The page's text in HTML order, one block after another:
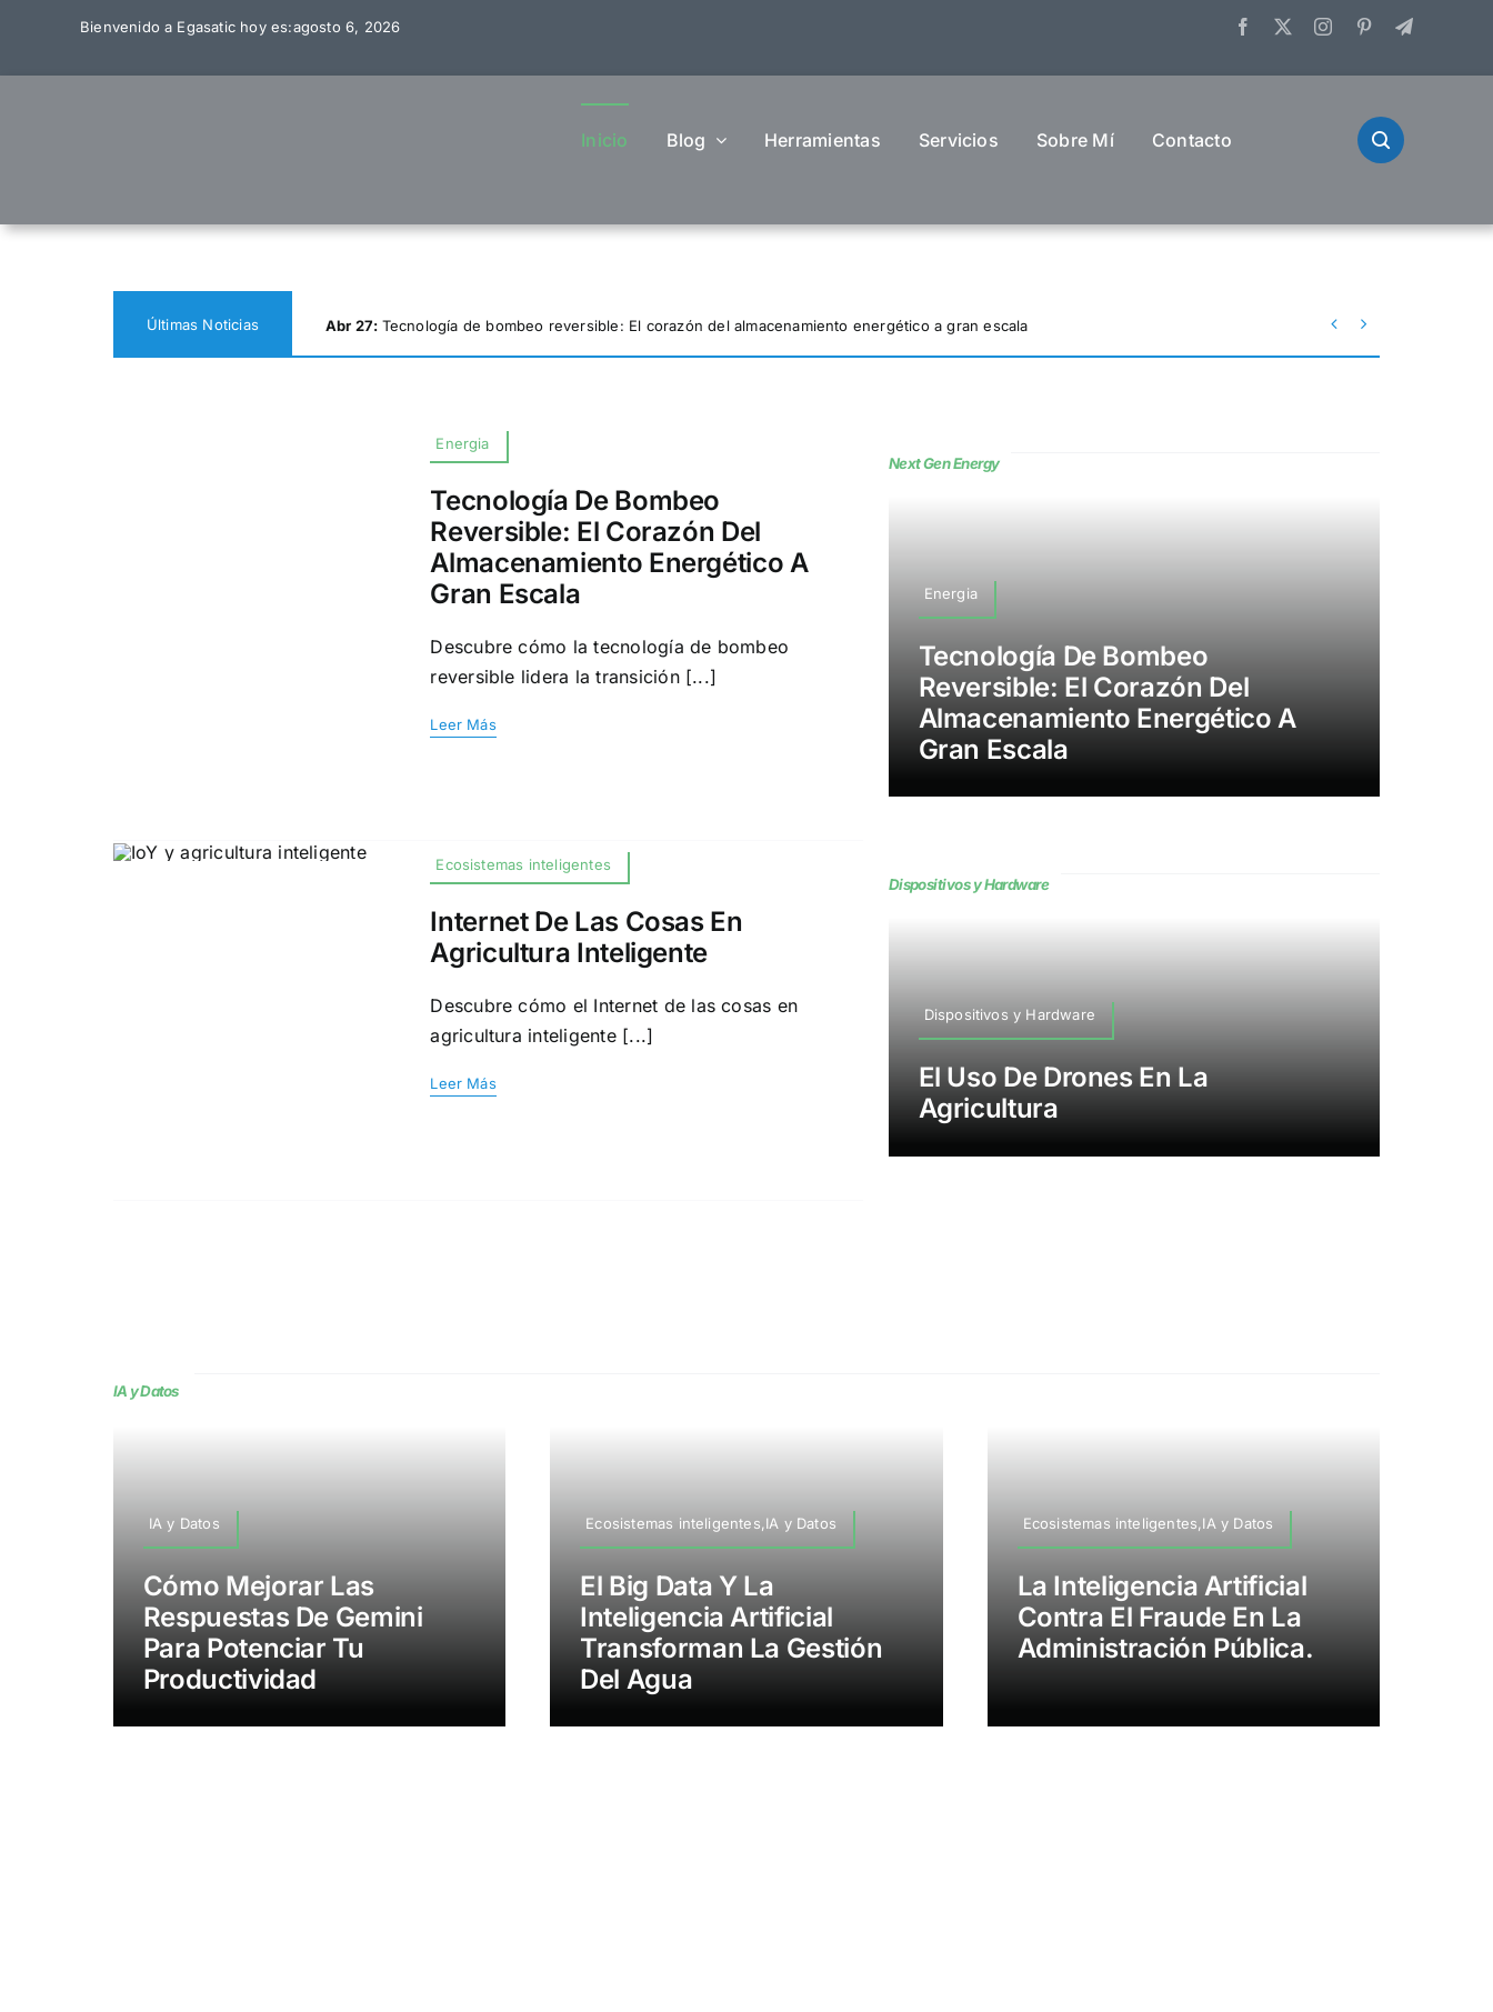
content
Bienvenido a Egasatic hoy es:agosto 6, 2026
Inicio Blog Herramientas Servicios Sobre Mí Contacto
Últimas Noticias Abr 27: Tecnología de bombeo reversible: El corazón del almacenamiento energético a gran escala  
Energia
Tecnología De Bombeo
Reversible: El Corazón Del
Almacenamiento Energético A
Gran Escala
Descubre cómo la tecnología de bombeo
reversible lidera la transición [...]
Leer Más
Ecosistemas inteligentes
Internet De Las Cosas En
Agricultura Inteligente
Descubre cómo el Internet de las cosas en
agricultura inteligente [...]
Leer Más
Next Gen Energy
Energia
Tecnología De Bombeo
Reversible: El Corazón Del
Almacenamiento Energético A
Gran Escala
Dispositivos y Hardware
Dispositivos y Hardware
El Uso De Drones En La
Agricultura
IA y Datos
IA y Datos
Cómo Mejorar Las
Respuestas De Gemini
Para Potenciar Tu
Productividad
Ecosistemas inteligentes,IA y Datos
El Big Data Y La
Inteligencia Artificial
Transforman La Gestión
Del Agua
Ecosistemas inteligentes,IA y Datos
La Inteligencia Artificial
Contra El Fraude En La
Administración Pública.